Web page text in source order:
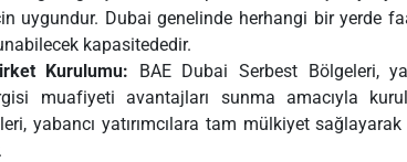
uygundur. Dubai genelinde herhangi bir yerde
kapasitededir.
Kurulumu: BAE Dubai Serbest Bölgeleri,
muafiyeti avantajları sunma amacıyla
yabancı yatırımcılara tam mülkiyet